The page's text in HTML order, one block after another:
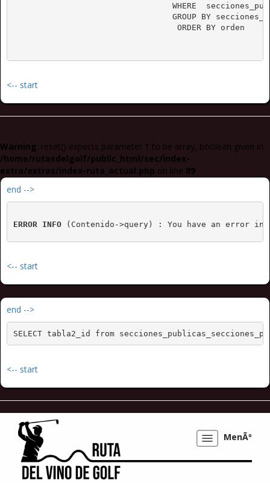
<-- start
Warning: reset() expects parameter 1 to be array, boolean given in
/home/rutasdelgolf/public_html/sec/index-
extra/extras/index-ruta_actual.php on line 89
end -->
ERROR INFO (Contenido->query) : You have an error
<-- start
end -->
SELECT tabla2_id from
<-- start
Mostrar/ocultar
navegaciÃ³n
MenÃº